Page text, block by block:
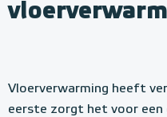
Vloerverwarming heeft
eerste zorgt het voor een